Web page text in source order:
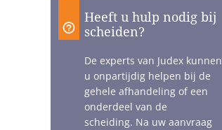
Heeft u hulp nodig bij
scheiden?
De experts van Judex kunnen
u onpartijdig helpen bij de
gehele afhandeling of een
onderdeel van de
scheiding. Na uw aanvraag